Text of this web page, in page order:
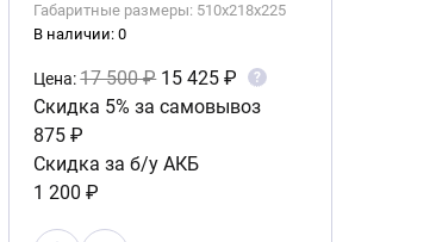
Габаритные размеры: 510x218x225
В наличии: 0
Цена:17 500 ₽ 15 425 ₽ ?
Скидка 5% за самовывоз
875 ₽
Скидка за б/у АКБ
1 200 ₽